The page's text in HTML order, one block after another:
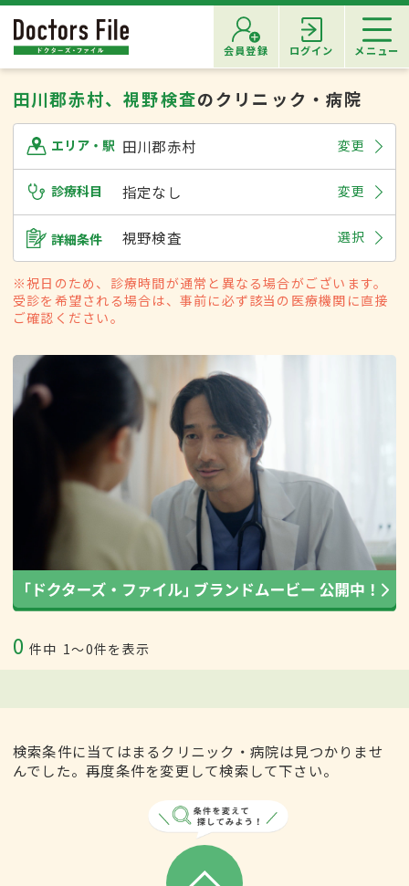
会員登録 ログイン メニュー
田川郡赤村、視野検査のクリニック・病院
エリア・駅 田川郡赤村 変更
診療科目 指定なし 変更
詳細条件 視野検査 選択
※祝日のため、診療時間が通常と異なる場合がございます。
受診を希望される場合は、事前に必ず該当の医療機関に直接
ご確認ください。
0 件中 1〜0件を表示
検索条件に当てはまるクリニック・病院は見つかりませ
んでした。再度条件を変更して検索して下さい。